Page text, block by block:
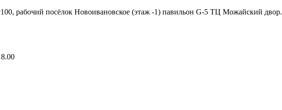
рабочий посёлок Новоивановское (этаж -1) павильон G-5 ТЦ Можайский двор.